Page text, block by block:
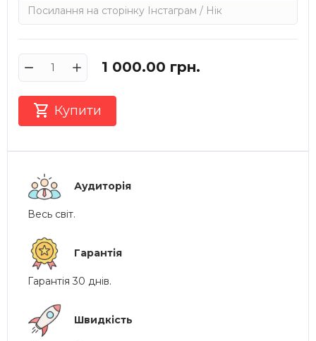
1 000.00 грн.
 Купити
Аудиторія
Весь світ.
Гарантія
Гарантія 30 днів.
Швидкість